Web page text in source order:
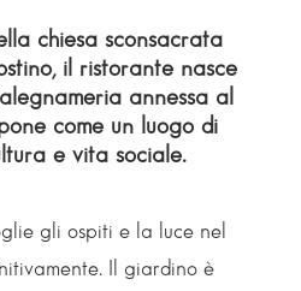
chiesa sconsacrata
il ristorante nasce
annessa al
come un luogo di
e vita sociale.
gli ospiti e la luce nel
Il giardino è